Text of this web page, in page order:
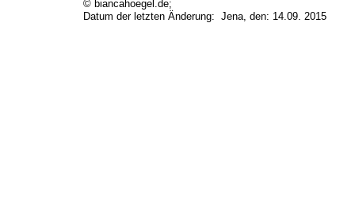
© biancahoegel.de;
Datum der letzten Änderung: Jena, den: 14.09. 2015